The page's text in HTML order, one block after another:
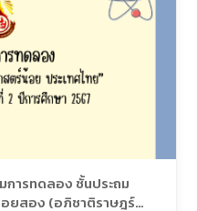
การทดลอง ชั้นประถม
อยสอง (อภิชาติราษฎร์